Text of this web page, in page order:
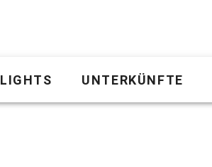
UNTERKÜNFTE